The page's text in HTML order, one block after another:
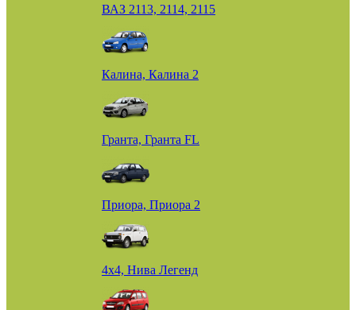
ВАЗ 2113, 2114, 2115
Калина, Калина 2
Гранта, Гранта FL
Приора, Приора 2
4х4, Нива Легенд